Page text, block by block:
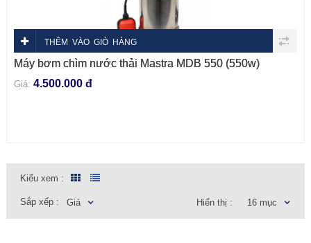
THÊM VÀO GIỎ HÀNG
Máy bơm chìm nước thải Mastra MDB 550 (550w)
Giá: 4.500.000 đ
Kiểu xem :
Hiển thị : 16 mục
Sắp xếp : Giá